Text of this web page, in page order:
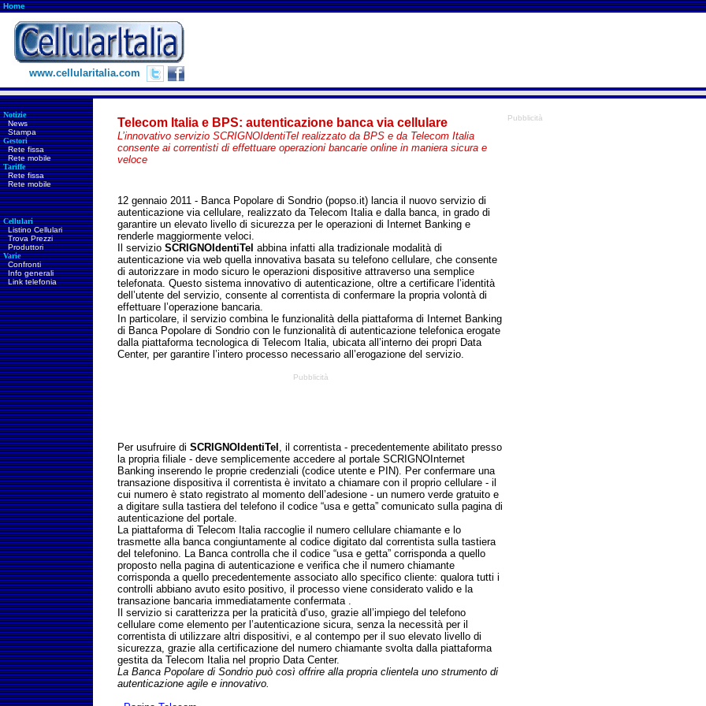
Home
www.cellularitalia.com
Notizie
News
Stampa
Gestori
Rete fissa
Rete mobile
Tariffe
Rete fissa
Rete mobile
Cellulari
Listino Cellulari
Trova Prezzi
Produttori
Varie
Confronti
Info generali
Link telefonia
Telecom Italia e BPS: autenticazione banca via cellulare
L’innovativo servizio SCRIGNOIdentiTel realizzato da BPS e da Telecom Italia
consente ai correntisti di effettuare operazioni bancarie online in maniera sicura e
veloce
12 gennaio 2011 - Banca Popolare di Sondrio (popso.it) lancia il nuovo servizio di
autenticazione via cellulare, realizzato da Telecom Italia e dalla banca, in grado di
garantire un elevato livello di sicurezza per le operazioni di Internet Banking e
renderle maggiormente veloci.
Il servizio SCRIGNOIdentiTel abbina infatti alla tradizionale modalità di
autenticazione via web quella innovativa basata su telefono cellulare, che consente
di autorizzare in modo sicuro le operazioni dispositive attraverso una semplice
telefonata. Questo sistema innovativo di autenticazione, oltre a certificare l’identità
dell’utente del servizio, consente al correntista di confermare la propria volontà di
effettuare l’operazione bancaria.
In particolare, il servizio combina le funzionalità della piattaforma di Internet Banking
di Banca Popolare di Sondrio con le funzionalità di autenticazione telefonica erogate
dalla piattaforma tecnologica di Telecom Italia, ubicata all’interno dei propri Data
Center, per garantire l’intero processo necessario all’erogazione del servizio.
Pubblicità
Per usufruire di SCRIGNOIdentiTel , il correntista - precedentemente abilitato presso
la propria filiale - deve semplicemente accedere al portale SCRIGNOInternet
Banking inserendo le proprie credenziali (codice utente e PIN). Per confermare una
transazione dispositiva il correntista è invitato a chiamare con il proprio cellulare - il
cui numero è stato registrato al momento dell’adesione - un numero verde gratuito e
a digitare sulla tastiera del telefono il codice “usa e getta” comunicato sulla pagina di
autenticazione del portale.
La piattaforma di Telecom Italia raccoglie il numero cellulare chiamante e lo
trasmette alla banca congiuntamente al codice digitato dal correntista sulla tastiera
del telefonino. La Banca controlla che il codice “usa e getta” corrisponda a quello
proposto nella pagina di autenticazione e verifica che il numero chiamante
corrisponda a quello precedentemente associato allo specifico cliente: qualora tutti i
controlli abbiano avuto esito positivo, il processo viene considerato valido e la
transazione bancaria immediatamente confermata .
Il servizio si caratterizza per la praticità d’uso, grazie all’impiego del telefono
cellulare come elemento per l’autenticazione sicura, senza la necessità per il
correntista di utilizzare altri dispositivi, e al contempo per il suo elevato livello di
sicurezza, grazie alla certificazione del numero chiamante svolta dalla piattaforma
gestita da Telecom Italia nel proprio Data Center.
La Banca Popolare di Sondrio può così offrire alla propria clientela uno strumento di
autenticazione agile e innovativo.
Pubblicità